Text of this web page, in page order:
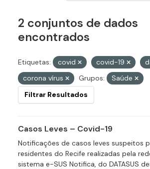
2 conjuntos de dados
encontrados
Etiquetas: covid covid-19
corona vírus
Grupos:
Saúde
Filtrar Resultados
Casos Leves – Covid-19
Notificações de casos leves suspeitos
residentes do Recife realizadas pela
sistema e-SUS Notifica, do DATASUS